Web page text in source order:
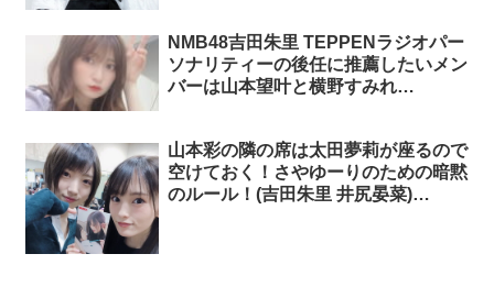
NMB48吉田朱里 TEPPENラジオパー
ソナリティーの後任に推薦したいメン
バーは山本望叶と横野すみれ
山本彩の隣の席は太田夢莉が座るので
空けておく！さやゆーりのための暗黙
のルール！(吉田朱里 井尻晏菜)